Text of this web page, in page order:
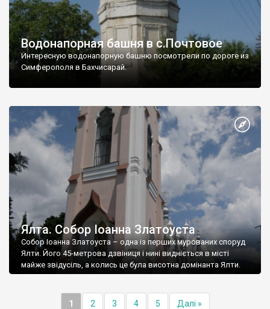
Водонапорная башня в с.Почтовое
Интересную водонапорную башню посмотрели по дороге из
Симферополя в Бахчисарай.
Ялта. Собор Іоанна Златоуста
Собор Іоанна Златоуста – одна із перших мурованих споруд
Ялти. Його 45-метрова дзвіниця і нині видніється в місті
майже звідусіль, а колись це була висотна домінанта Ялти.
1 2 3 4 5 Далі »